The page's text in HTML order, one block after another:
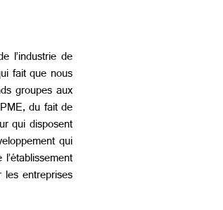
l’industrie de
fait que nous
groupes aux
du fait de
qui disposent
qui
entreprises